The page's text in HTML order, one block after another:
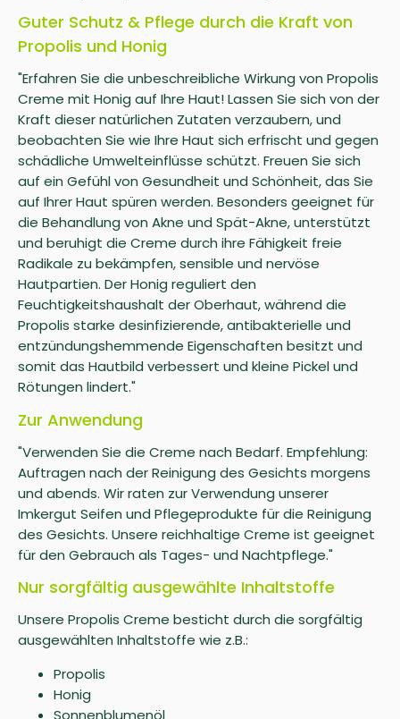
Guter Schutz & Pflege durch die Kraft von
Propolis und Honig
"Erfahren Sie die unbeschreibliche Wirkung von Propolis
Creme mit Honig auf Ihre Haut! Lassen Sie sich von der
Kraft dieser natürlichen Zutaten verzaubern, und
beobachten Sie wie Ihre Haut sich erfrischt und gegen
schädliche Umwelteinflüsse schützt. Freuen Sie sich
auf ein Gefühl von Gesundheit und Schönheit, das Sie
auf Ihrer Haut spüren werden. Besonders geeignet für
die Behandlung von Akne und Spät-Akne, unterstützt
und beruhigt die Creme durch ihre Fähigkeit freie
Radikale zu bekämpfen, sensible und nervöse
Hautpartien. Der Honig reguliert den
Feuchtigkeitshaushalt der Oberhaut, während die
Propolis starke desinfizierende, antibakterielle und
entzündungshemmende Eigenschaften besitzt und
somit das Hautbild verbessert und kleine Pickel und
Rötungen lindert."
Zur Anwendung
"Verwenden Sie die Creme nach Bedarf. Empfehlung:
Auftragen nach der Reinigung des Gesichts morgens
und abends. Wir raten zur Verwendung unserer
Imkergut Seifen und Pflegeprodukte für die Reinigung
des Gesichts. Unsere reichhaltige Creme ist geeignet
für den Gebrauch als Tages- und Nachtpflege."
Nur sorgfältig ausgewählte Inhaltstoffe
Unsere Propolis Creme besticht durch die sorgfältig
ausgewählten Inhaltstoffe wie z.B.:
Propolis
Honig